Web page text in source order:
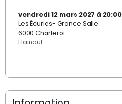
vendredi 12 mars 2027 à 20:00
Les Écuries- Grande Salle
6000 Charleroi
Hainaut